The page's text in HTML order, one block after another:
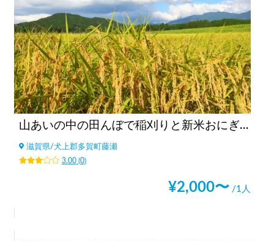
山あいの中の田んぼで稲刈りと新米おにぎり食べ放題
滋賀県/犬上郡多賀町藤瀬
3.00(0)
¥2,000〜 /1人